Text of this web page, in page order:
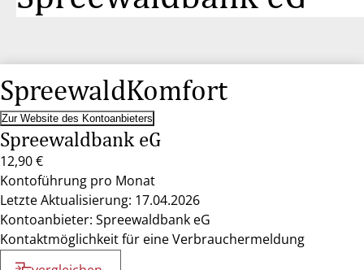
SpreewaldKomfort
Zur Website des Kontoanbieters
Spreewaldbank eG
12,90 €
Kontoführung pro Monat
Letzte Aktualisierung: 17.04.2026
Kontoanbieter: Spreewaldbank eG
Kontaktmöglichkeit für eine Verbrauchermeldung